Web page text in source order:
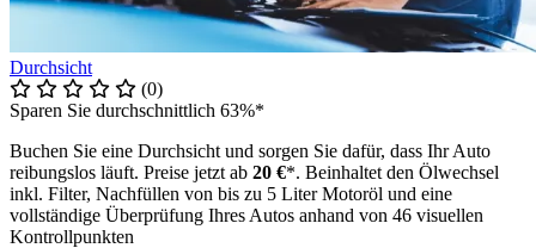
Durchsicht
(0)
Sparen Sie durchschnittlich 63%*
Buchen Sie eine Durchsicht und sorgen Sie dafür, dass Ihr Auto
reibungslos läuft. Preise jetzt ab 20 €*. Beinhaltet den Ölwechsel
inkl. Filter, Nachfüllen von bis zu 5 Liter Motoröl und eine
vollständige Überprüfung Ihres Autos anhand von 46 visuellen
Kontrollpunkten